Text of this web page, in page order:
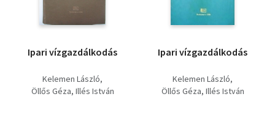
Természettudomány
Vallás
Ipari vízgazdálkodás
Kelemen László
Öllős Géza Illés István
Ipari vízgazdálkodás
Kelemen László
Öllős Géza Illés István